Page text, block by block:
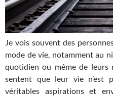
Je vois souvent des
mode de vie, notamment au
quotidien ou même de leurs
sentent que leur vie n’est
véritables aspirations et